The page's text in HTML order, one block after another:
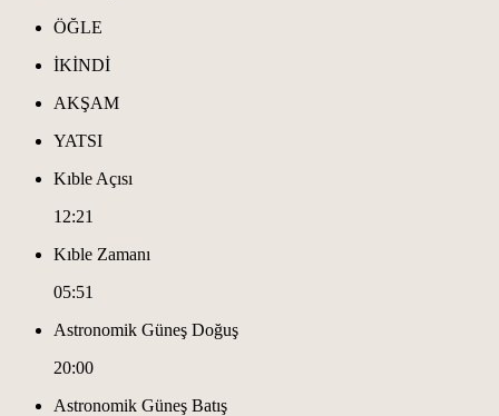
ÖĞLE
İKİNDİ
AKŞAM
YATSI
Kıble Açısı
12:21
Kıble Zamanı
05:51
Astronomik Güneş Doğuş
20:00
Astronomik Güneş Batış